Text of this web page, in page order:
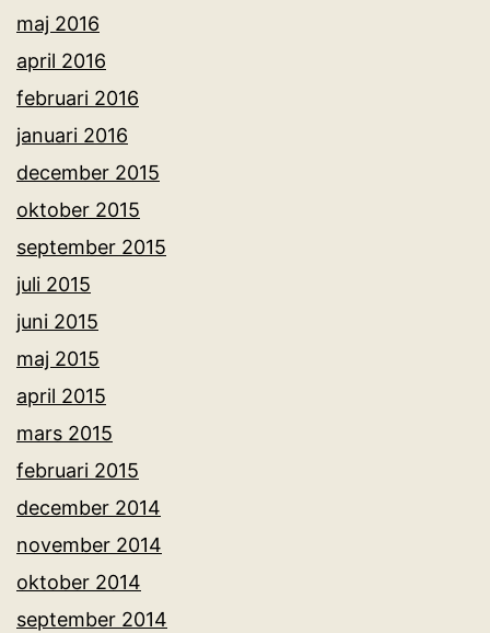
maj 2016
april 2016
februari 2016
januari 2016
december 2015
oktober 2015
september 2015
juli 2015
juni 2015
maj 2015
april 2015
mars 2015
februari 2015
december 2014
november 2014
oktober 2014
september 2014